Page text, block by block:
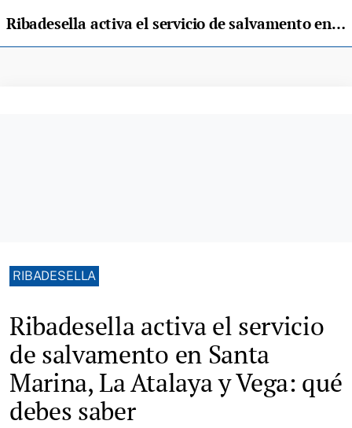
Ribadesella activa el servicio de salvamento en Santa Marina, La Atalaya y Vega: qué debes saber
RIBADESELLA
Ribadesella activa el servicio
de salvamento en Santa
Marina, La Atalaya y Vega: qué
debes saber